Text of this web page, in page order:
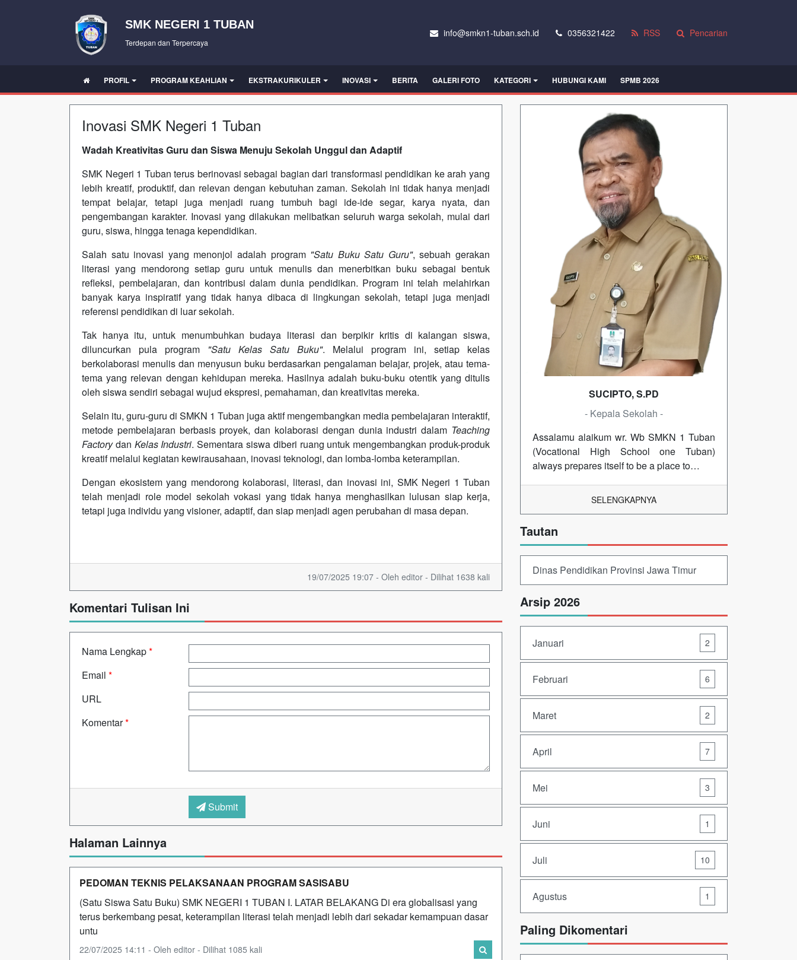
SMK NEGERI 1 TUBAN
Terdepan dan Terpercaya
info@smkn1-tuban.sch.id 0356321422 RSS Pencarian
PROFIL PROGRAM KEAHLIAN EKSTRAKURIKULER INOVASI BERITA GALERI FOTO KATEGORI HUBUNGI KAMI SPMB 2026
Inovasi SMK Negeri 1 Tuban
Wadah Kreativitas Guru dan Siswa Menuju Sekolah Unggul dan Adaptif
SMK Negeri 1 Tuban terus berinovasi sebagai bagian dari transformasi pendidikan ke arah yang
lebih kreatif, produktif, dan relevan dengan kebutuhan zaman. Sekolah ini tidak hanya menjadi
tempat belajar, tetapi juga menjadi ruang tumbuh bagi ide-ide segar, karya nyata, dan
pengembangan karakter. Inovasi yang dilakukan melibatkan seluruh warga sekolah, mulai dari
guru, siswa, hingga tenaga kependidikan.
Salah satu inovasi yang menonjol adalah program "Satu Buku Satu Guru", sebuah gerakan
literasi yang mendorong setiap guru untuk menulis dan menerbitkan buku sebagai bentuk
refleksi, pembelajaran, dan kontribusi dalam dunia pendidikan. Program ini telah melahirkan
banyak karya inspiratif yang tidak hanya dibaca di lingkungan sekolah, tetapi juga menjadi
referensi pendidikan di luar sekolah.
Tak hanya itu, untuk menumbuhkan budaya literasi dan berpikir kritis di kalangan siswa,
diluncurkan pula program "Satu Kelas Satu Buku". Melalui program ini, setiap kelas
berkolaborasi menulis dan menyusun buku berdasarkan pengalaman belajar, projek, atau tema-
tema yang relevan dengan kehidupan mereka. Hasilnya adalah buku-buku otentik yang ditulis
oleh siswa sendiri sebagai wujud ekspresi, pemahaman, dan kreativitas mereka.
Selain itu, guru-guru di SMKN 1 Tuban juga aktif mengembangkan media pembelajaran interaktif,
metode pembelajaran berbasis proyek, dan kolaborasi dengan dunia industri dalam Teaching
Factorydan Kelas Industri. Sementara siswa diberi ruang untuk mengembangkan produk-produk
kreatif melalui kegiatan kewirausahaan, inovasi teknologi, dan lomba-lomba keterampilan.
Dengan ekosistem yang mendorong kolaborasi, literasi, dan inovasi ini, SMK Negeri 1 Tuban
telah menjadi role model sekolah vokasi yang tidak hanya menghasilkan lulusan siap kerja,
tetapi juga individu yang visioner, adaptif, dan siap menjadi agen perubahan di masa depan.
19/07/2025 19:07 - Oleh editor - Dilihat 1638 kali
Komentari Tulisan Ini
Nama Lengkap*
Email *
URL
Komentar*
Submit
Halaman Lainnya
PEDOMAN TEKNIS PELAKSANAAN PROGRAM SASISABU
(Satu Siswa Satu Buku) SMK NEGERI 1 TUBAN I. LATAR BELAKANG Di era globalisasi yang
terus berkembang pesat, keterampilan literasi telah menjadi lebih dari sekadar kemampuan dasar
untu
22/07/2025 14:11 - Oleh editor - Dilihat 1085 kali
SUCIPTO, S.PD
- Kepala Sekolah -
Assalamu alaikum wr. Wb SMKN 1 Tuban
(Vocational High School one Tuban)
always prepares itself to be a place to…
SELENGKAPNYA
Tautan
Dinas Pendidikan Provinsi Jawa Timur
Arsip 2026
Januari 2
Februari 6
Maret 2
April 7
Mei 3
Juni 1
Juli 10
Agustus 1
Paling Dikomentari